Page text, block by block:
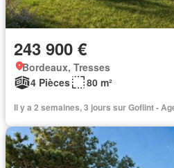
243 900 €
Bordeaux, Tresses
4 Pièces
80 m²
Il y a 2 semaines, 3 jours sur Goflint -